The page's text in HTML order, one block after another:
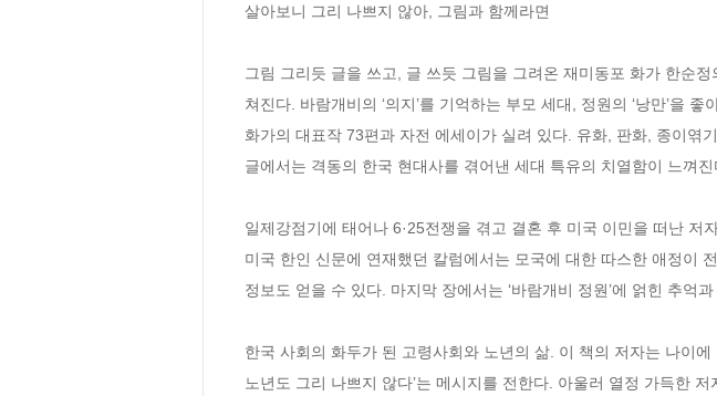
살아보니 그리 나쁘지 않아, 그림과 함께라면
그림 그리듯 글을 쓰고, 글 쓰듯 그림을 그려온 재미동포 화가 한순
쳐진다. 바람개비의 ‘의지’를 기억하는 부모 세대, 정원의 ‘낭만’을
화가의 대표작 73편과 자전 에세이가 실려 있다. 유화, 판화, 종이엮
글에서는 격동의 한국 현대사를 겪어낸 세대 특유의 치열함이 느껴진
일제강점기에 태어나 6·25전쟁을 겪고 결혼 후 미국 이민을 떠난 저
미국 한인 신문에 연재했던 칼럼에서는 모국에 대한 따스한 애정이
정보도 얻을 수 있다. 마지막 장에서는 ‘바람개비 정원’에 얽힌 추억
한국 사회의 화두가 된 고령사회와 노년의 삶. 이 책의 저자는 나이
노년도 그리 나쁘지 않다’는 메시지를 전한다. 아울러 열정 가득한